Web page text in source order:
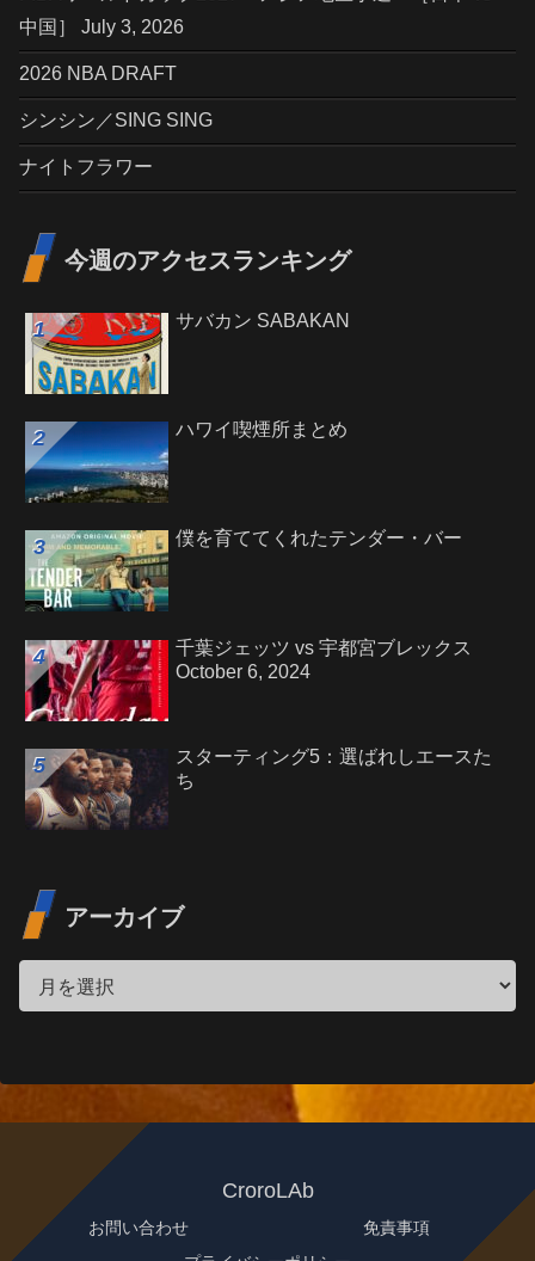
中国］ July 3, 2026
2026 NBA DRAFT
シンシン／SING SING
ナイトフラワー
今週のアクセスランキング
サバカン SABAKAN
ハワイ喫煙所まとめ
僕を育ててくれたテンダー・バー
千葉ジェッツ vs 宇都宮ブレックス
October 6, 2024
スターティング5：選ばれしエースた
ち
アーカイブ
CroroLAb
お問い合わせ
免責事項